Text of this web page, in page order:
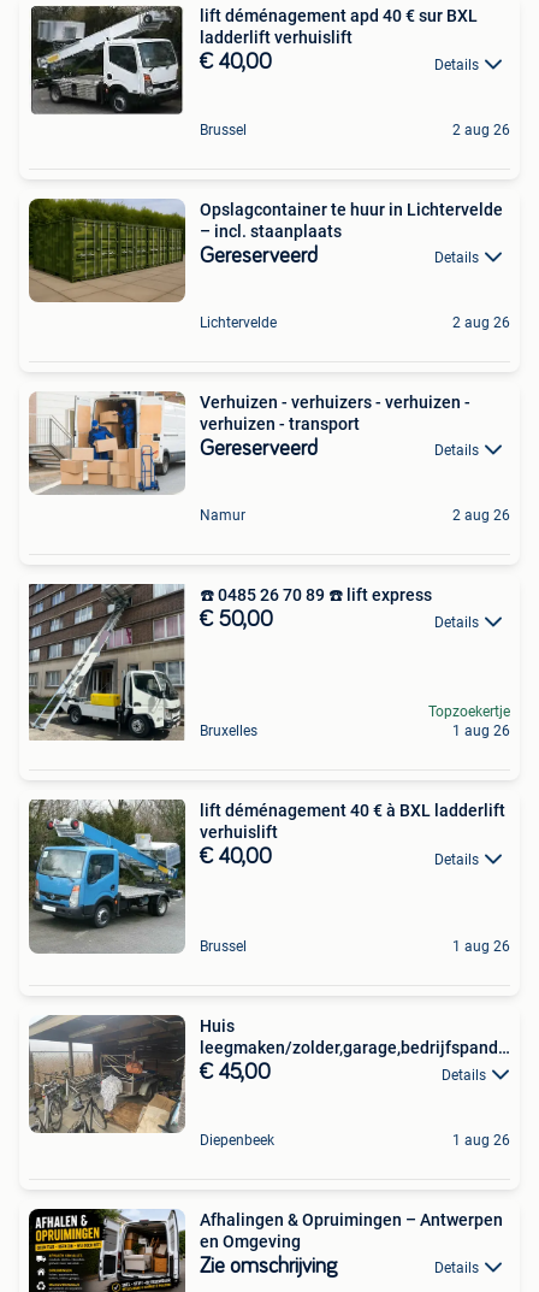
lift déménagement apd 40 € sur BXL
ladderlift verhuislift
€ 40,00 Details
Brussel 2 aug 26
Opslagcontainer te huur in Lichtervelde
– incl. staanplaats
Gereserveerd Details
Lichtervelde 2 aug 26
Verhuizen - verhuizers - verhuizen -
verhuizen - transport
Gereserveerd Details
Namur 2 aug 26
☎️ 0485 26 70 89 ☎️ lift express
€ 50,00 Details
Bruxelles
Topzoekertje
1 aug 26
lift déménagement 40 € à BXL ladderlift
verhuislift
€ 40,00 Details
Brussel 1 aug 26
Huis
leegmaken/zolder,garage,bedrijfspanden
Regio Limburg
€ 45,00 Details
Diepenbeek 1 aug 26
Afhalingen & Opruimingen – Antwerpen
en Omgeving
Zie omschrijving Details